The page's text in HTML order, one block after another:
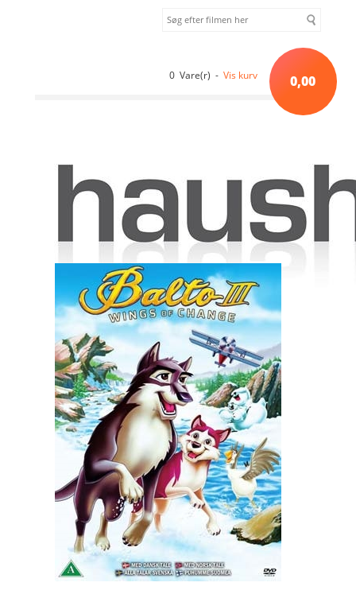
0 Vare(r) - Vis kurv 0,00
Balto: Den store forandring (2004) [DVD]